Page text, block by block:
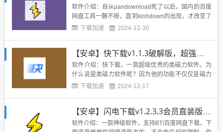
分享流量不足，会出...
软件介绍：自从pandownload死了以后，国内的百度
网盘工具一蹶不振，直到kinhdown的出现，才改变了
这个局面！kinhdown一开始是PC端的网盘解析下载
nhdown，目前是1.5公测版使...
下载加速 2024-12-30
【安卓】快下载v1.1.3破解版，超强大的磁力+视频解析软件
软件介绍：快下载，一款超级优秀的类磁力软件。为
什么说是类磁力软件呢？因为他的功能不仅仅是磁力
搜索解析这么简单，它可搜全网影视资源音乐资源等
截图：下载地址：注意开屏弹窗非本网所加，请注意
甄别...
下载加速 2024-12-17
【安卓】闪电下载v1.2.3.3会员直装版下载，超强磁力工具
软件介绍：一款神级软件，支持BT/百度网盘下载，下